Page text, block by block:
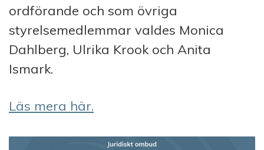
ordförande och som övriga
styrelsemedlemmar valdes Monica
Dahlberg, Ulrika Krook och Anita
Ismark.
Läs mera här.